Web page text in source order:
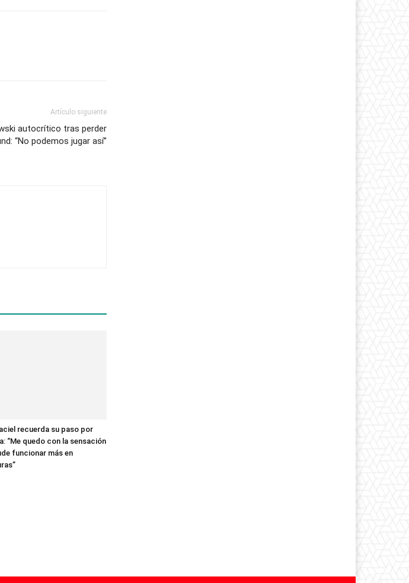
Artículo siguiente
autocrítico tras perder
“No podemos jugar así”
recuerda su paso por
“Me quedo con la sensación
funcionar más en